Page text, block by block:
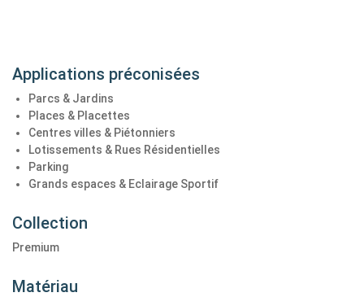
Applications préconisées
Parcs & Jardins
Places & Placettes
Centres villes & Piétonniers
Lotissements & Rues Résidentielles
Parking
Grands espaces & Eclairage Sportif
Collection
Premium
Matériau